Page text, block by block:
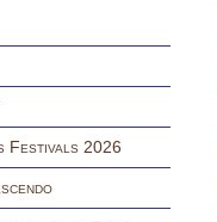
Festivals 2026